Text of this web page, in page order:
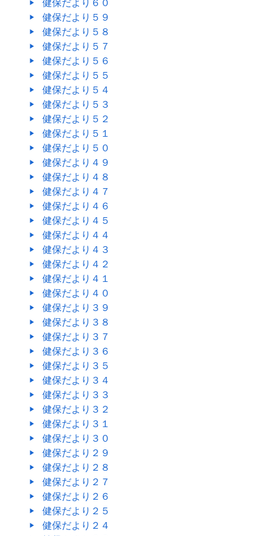
健保だより５９
健保だより５８
健保だより５７
健保だより５６
健保だより５５
健保だより５４
健保だより５３
健保だより５２
健保だより５１
健保だより５０
健保だより４９
健保だより４８
健保だより４７
健保だより４６
健保だより４５
健保だより４４
健保だより４３
健保だより４２
健保だより４１
健保だより４０
健保だより３９
健保だより３８
健保だより３７
健保だより３６
健保だより３５
健保だより３４
健保だより３３
健保だより３２
健保だより３１
健保だより３０
健保だより２９
健保だより２８
健保だより２７
健保だより２６
健保だより２５
健保だより２４